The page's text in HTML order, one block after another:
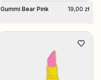
Gummi Bear Pink 19,00 zł